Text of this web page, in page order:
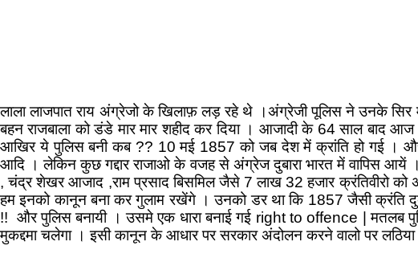
लाला लाजपात राय अंग्रेजो के खिलाफ़ लड़ रहे थे ।अंग्रेजी पूलिस ने उनके
बहन राजबाला को डंडे मार मार शहीद कर दिया । आजादी के 64 साल बाद
आखिर ये पुलिस बनी कब ?? 10 मई 1857 को जब देश में क्रांति हो गई । और
आदि । लेकिन कुछ गद्दार राजाओ के वजह से अंग्रेज दुबारा भारत में वापिस
, चंद्र शेखर आजाद ,राम प्रसाद बिसमिल जैसे 7 लाख 32 हजार क्रंतिवीरो को
हम इनको कानून बना कर गुलाम रखेंगे । उनको डर था कि 1857 जैसी क्रंति
!! और पुलिस बनायी । उसमे एक धारा बनाई गई right to offence | मतलब
मुकद्दमा चलेगा । इसी कानून के आधार पर सरकार अंदोलन करने वालो पर